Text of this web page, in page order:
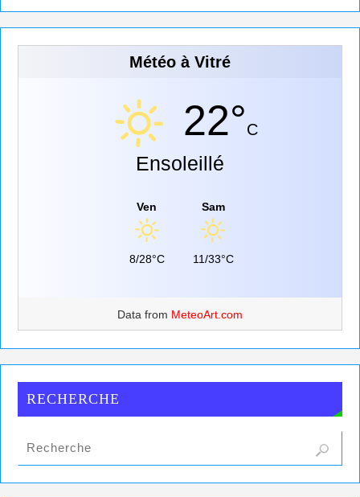
Météo à Vitré
22°C
Ensoleillé
Ven
8/28°C
Sam
11/33°C
Data from MeteoArt.com
RECHERCHE